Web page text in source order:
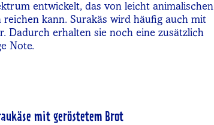
entwickelt, das von leicht animalischen
kann. Surakäs wird häufig auch mit
Dadurch erhalten sie noch eine zusätzlich
Note.
mit geröstetem Brot